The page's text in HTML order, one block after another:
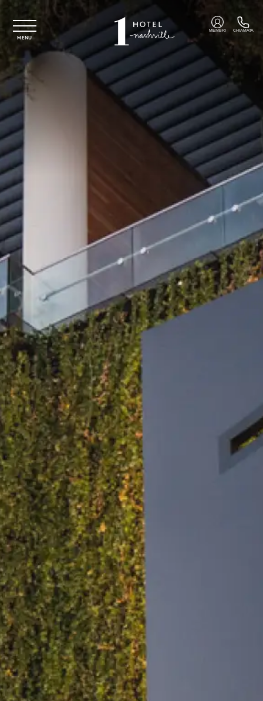
Vai al contenuto principale
MENU
MEMBRI CHIAMATA